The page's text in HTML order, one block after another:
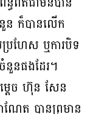
ក៏បានលើក
រហែស ឬការបិទ
នួនផងដែរ។
េច ហ៊ុន សែន
ណែត បានព្រមាន